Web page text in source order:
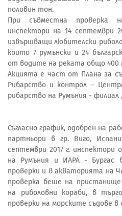
половин тон.
При съвместна проверка
инспектори на 14 септември
извършващи любителски
които 7 румънски и 24
от водите на реката общо 400
Акцията е част от Плана за
Рибарство и контрол –
рибарство на Румъния - филиал
Съгласно график, одобрен на
партньори в гр. Виго,
септември 2017 г.
на Румъния и ИАРА - Бургас
проверки и в акваторията на
проверка беше на
на риболовни кораби, в
проверки на морските съдове